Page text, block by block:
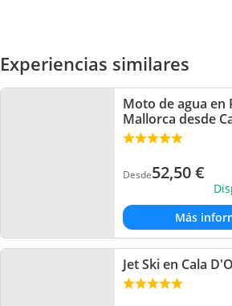
Experiencias similares
Moto de agua en
Mallorca desde
Desde52,50€
Más
Jet Ski en Cala